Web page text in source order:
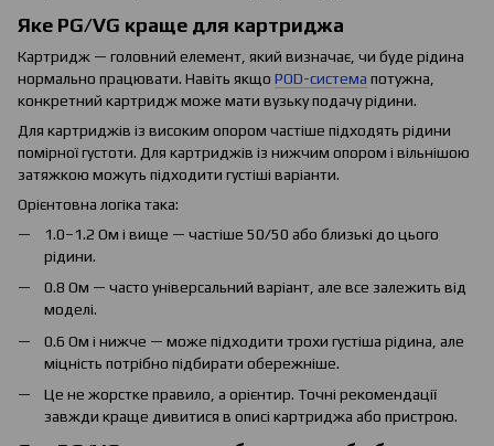
Яке PG/VG краще для картриджа
Картридж — головний елемент, який визначає, чи буде рідина
нормально працювати. Навіть якщо POD-система потужна,
конкретний картридж може мати вузьку подачу рідини.
Для картриджів із високим опором частіше підходять рідини
помірної густоти. Для картриджів із нижчим опором і вільнішою
затяжкою можуть підходити густіші варіанти.
Орієнтовна логіка така:
1.0–1.2 Ом і вище — частіше 50/50 або близькі до цього
рідини.
0.8 Ом — часто універсальний варіант, але все залежить від
моделі.
0.6 Ом і нижче — може підходити трохи густіша рідина, але
міцність потрібно підбирати обережніше.
Це не жорстке правило, а орієнтир. Точні рекомендації
завжди краще дивитися в описі картриджа або пристрою.